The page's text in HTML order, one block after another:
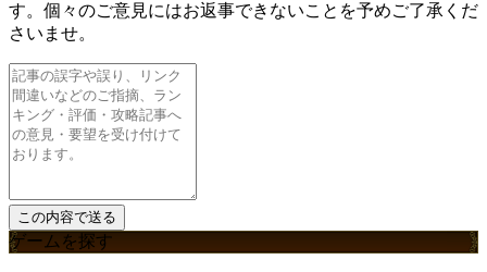
す。個々のご意見にはお返事できないことを予めご了承くだ
さいませ。
ゲームを探す